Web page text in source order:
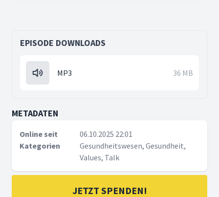
EPISODE DOWNLOADS
MP3 36 MB
METADATEN
Online seit
06.10.2025 22:01
Kategorien
Gesundheitswesen, Gesundheit,
Values, Talk
JETZT SPENDEN!